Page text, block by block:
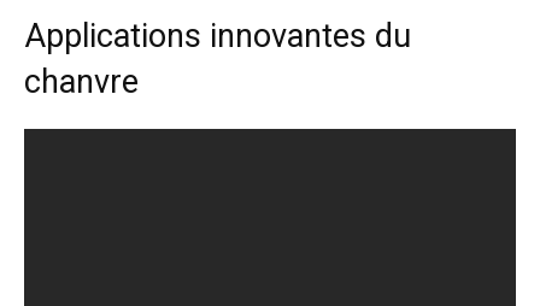
Applications innovantes du
chanvre